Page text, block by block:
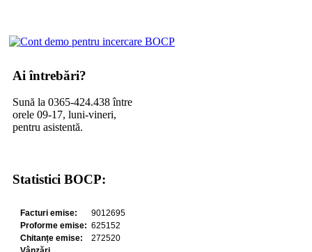
Ai întrebări?
Sună la 0365-424.438 între
orele 09-17, luni-vineri,
pentru asistentă.
Statistici BOCP: